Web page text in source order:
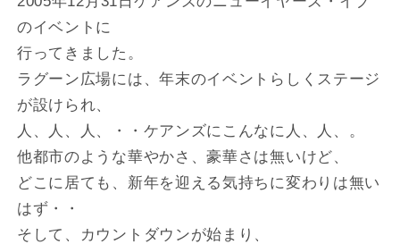
のイベントに
行ってきました。
ラグーン広場には、年末のイベントらしくステージ
が設けられ、
人、人、人、・・ケアンズにこんなに人、人、。
他都市のような華やかさ、豪華さは無いけど、
どこに居ても、新年を迎える気持ちに変わりは無い
はず・・
そして、カウントダウンが始まり、